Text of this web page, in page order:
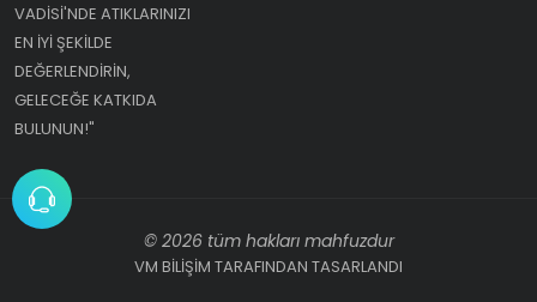
VADISI'NDE ATIKLARINIZI
EN IYI ŞEKILDE
DEĞERLENDIRIN,
GELECEĞE KATKIDA
BULUNUN!"
© 2026 tüm hakları mahfuzdur
VM BİLİŞİM TARAFINDAN TASARLANDI